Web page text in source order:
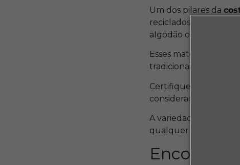
Um dos pilares da
reciclados podem
algodão orgânico e
Esses materiais são
tradicionais.
Certifique-se de
consideração a
A variedade de
qualquer projeto de
Encontre